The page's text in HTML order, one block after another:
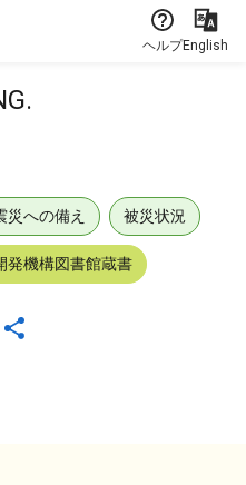
ヘルプEnglish
災への備え 被災状況
発機構図書館蔵書